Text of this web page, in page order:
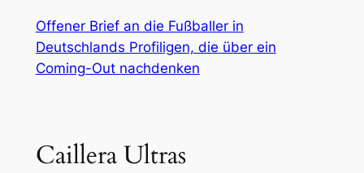
Offener Brief an die Fußballer in
Deutschlands Profiligen, die über ein
Coming-Out nachdenken
Caillera Ultras